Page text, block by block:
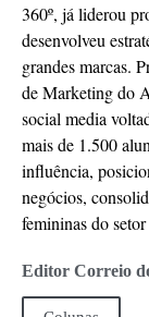
360º, já liderou
desenvolveu
grandes marcas.
de Marketing do
social media
mais de 1.500
influência,
negócios,
femininas do
Editor Correio